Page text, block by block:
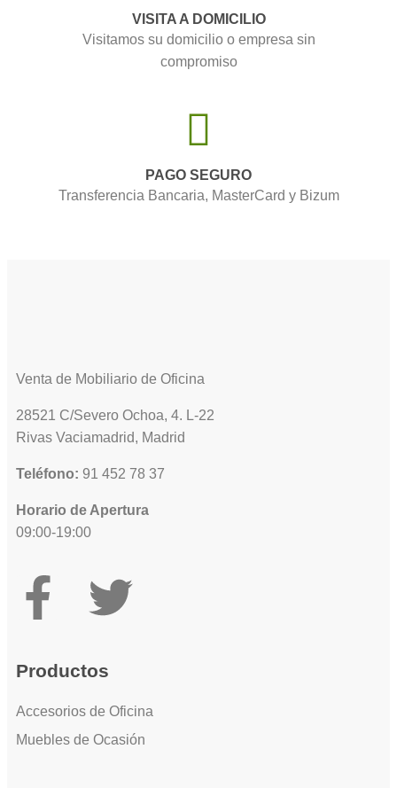
VISITA A DOMICILIO
Visitamos su domicilio o empresa sin
compromiso
PAGO SEGURO
Transferencia Bancaria, MasterCard y Bizum
Venta de Mobiliario de Oficina
28521 C/Severo Ochoa, 4. L-22
Rivas Vaciamadrid, Madrid
Teléfono: 91 452 78 37
Horario de Apertura
09:00-19:00
Productos
Accesorios de Oficina
Muebles de Ocasión